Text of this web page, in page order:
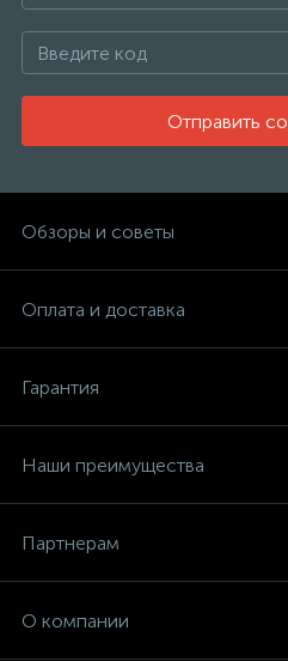
Отправить
Обзоры и советы
Оплата и доставка
Гарантия
Наши преимущества
Партнерам
О компании